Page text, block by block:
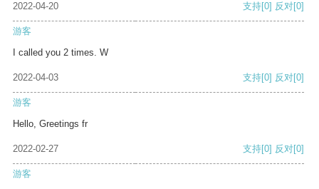
2022-04-20 支持[0] 反对[0]
游客
I called you 2 times. W
2022-04-03 支持[0] 反对[0]
游客
Hello, Greetings fr
2022-02-27 支持[0] 反对[0]
游客